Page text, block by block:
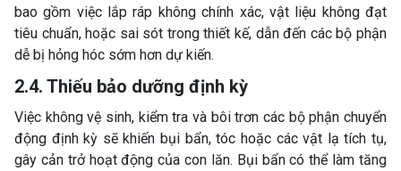
bao gồm việc lắp ráp không chính xác, vật liệu không đạt
tiêu chuẩn, hoặc sai sót trong thiết kế, dẫn đến các bộ phận
dễ bị hỏng hóc sớm hơn dự kiến.
2.4. Thiếu bảo dưỡng định kỳ
Việc không vệ sinh, kiểm tra và bôi trơn các bộ phận chuyển
động định kỳ sẽ khiến bụi bẩn, tóc hoặc các vật lạ tích tụ,
gây cản trở hoạt động của con lăn. Bụi bẩn có thể làm tăng